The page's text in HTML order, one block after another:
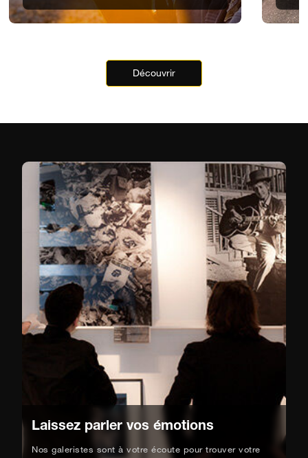
Découvrir
Laissez parler vos émotions
Nos galeristes sont à votre écoute pour trouver votre